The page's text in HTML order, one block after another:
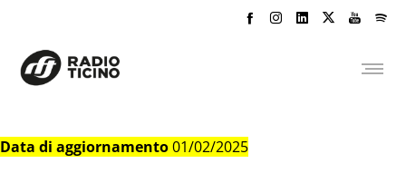
Data di aggiornamento01/02/2025